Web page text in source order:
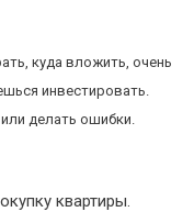
куда вложить, очень
инвестировать.
делать ошибки.
квартиры.